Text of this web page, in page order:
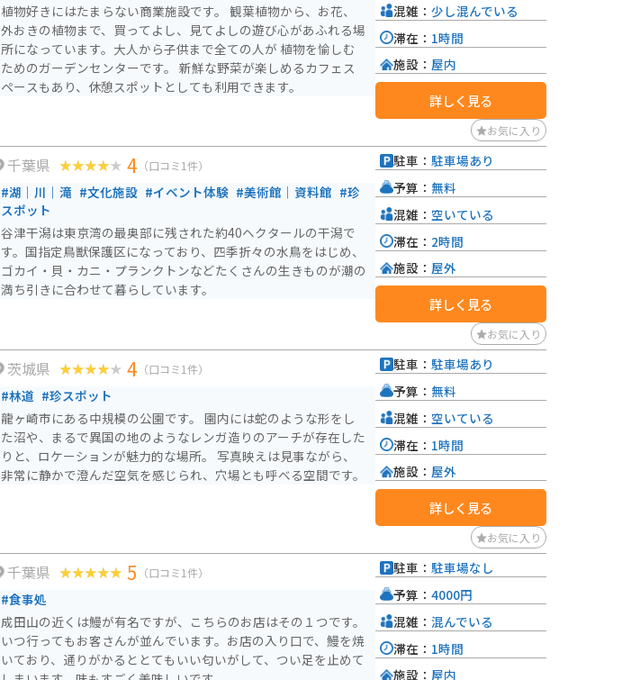
植物好きにはたまらない商業施設です。 観葉植物から、お花、
外おきの植物まで、買ってよし、見てよしの遊び心があふれる場
所になっています。大人から子供まで全ての人が 植物を愉しむ
ためのガーデンセンターです。 新鮮な野菜が楽しめるカフェス
ペースもあり、休憩スポットとしても利用できます。
混雑： 少し混んでいる
滞在： 1時間
施設： 屋内
詳しく見る
お気に入り
千葉県 4 （口コミ1件）
#湖｜川｜滝 #文化施設 #イベント体験 #美術館｜資料館 #珍
スポット
⾕津⼲潟は東京湾の最奥部に残された約40ヘクタールの⼲潟で
す。国指定鳥獣保護区になっており、四季折々の水鳥をはじめ、
ゴカイ・⾙・カニ・プランクトンなどたくさんの⽣きものが潮の
満ち引きに合わせて暮らしています。
駐車： 駐車場あり
予算： 無料
混雑： 空いている
滞在： 2時間
施設： 屋外
詳しく見る
お気に入り
茨城県 4 （口コミ1件）
#林道 #珍スポット
龍ヶ崎市にある中規模の公園です。 園内には蛇のような形をし
た沼や、まるで異国の地のようなレンガ造りのアーチが存在した
りと、ロケーションが魅力的な場所。 写真映えは見事ながら、
非常に静かで澄んだ空気を感じられ、穴場とも呼べる空間です。
駐車： 駐車場あり
予算： 無料
混雑： 空いている
滞在： 1時間
施設： 屋外
詳しく見る
お気に入り
千葉県 5 （口コミ1件）
#食事処
成田山の近くは鰻が有名ですが、こちらのお店はその１つです。
いつ行ってもお客さんが並んでいます。お店の入り口で、鰻を焼
いており、通りがかるととてもいい匂いがして、つい足を止めて
駐車： 駐車場なし
予算： 4000円
混雑： 混んでいる
滞在： 1時間
施設： 屋内